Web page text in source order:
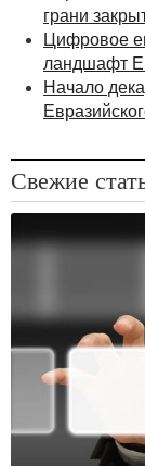
грани
Цифровое
ландшафт
Начало
Свежие